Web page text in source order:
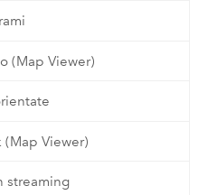
(Map Viewer)
Viewer)
streaming